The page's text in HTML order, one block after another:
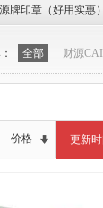
牌印章（好用实惠
全部 财源
价格 更新